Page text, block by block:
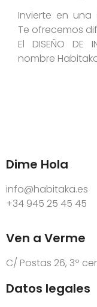
Invierte en
Te ofrecemos
El DISEÑO DE
nombre
Dime Hola
info@habitaka.es
+34 945 25 45 45
Ven a Verme
C/ Postas 26, 3º
Datos legales